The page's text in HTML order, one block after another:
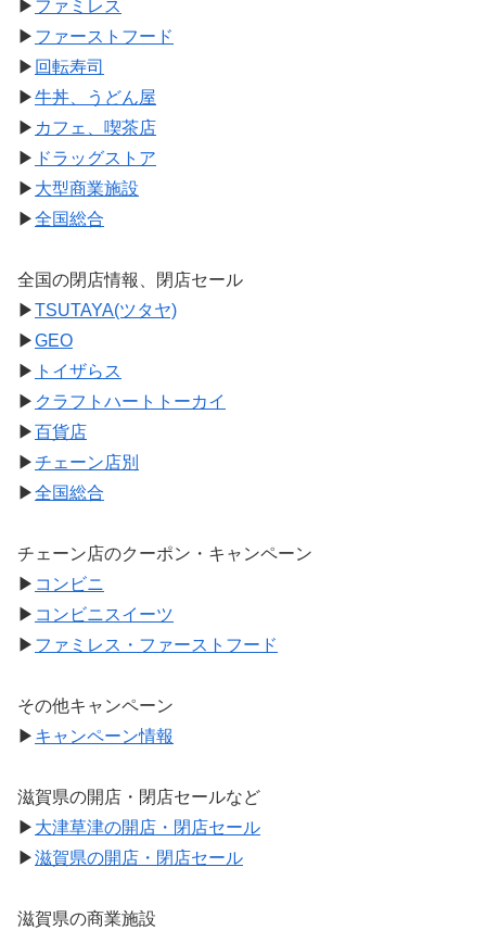
▶ ファミレス
▶ ファーストフード
▶ 回転寿司
▶牛丼、うどん屋
▶ カフェ、喫茶店
▶ ドラッグストア
▶ 大型商業施設
▶全国総合
全国の閉店情報、閉店セール
▶TSUTAYA(ツタヤ)
▶GEO
▶ トイザらス
▶ クラフトハートトーカイ
▶百貨店
▶チェーン店別
▶全国総合
チェーン店のクーポン・キャンペーン
▶ コンビニ
▶ コンビニスイーツ
▶ ファミレス・ファーストフード
その他キャンペーン
▶ キャンペーン情報
滋賀県の開店・閉店セールなど
▶ 大津草津の開店・閉店セール
▶滋賀県の開店・閉店セール
滋賀県の商業施設